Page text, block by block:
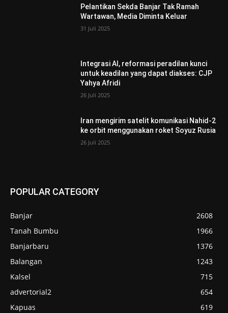
Pelantikan Sekda Banjar Tak Ramah
Wartawan, Media Diminta Keluar
31 Juli 2025
Integrasi AI, reformasi peradilan kunci
untuk keadilan yang dapat diakses: CJP
Yahya Afridi
26 Juli 2025
Iran mengirim satelit komunikasi Nahid-2
ke orbit menggunakan roket Soyuz Rusia
26 Juli 2025
POPULAR CATEGORY
Banjar
2608
Tanah Bumbu
1966
Banjarbaru
1376
Balangan
1243
Kalsel
715
advertorial2
654
Kapuas
619